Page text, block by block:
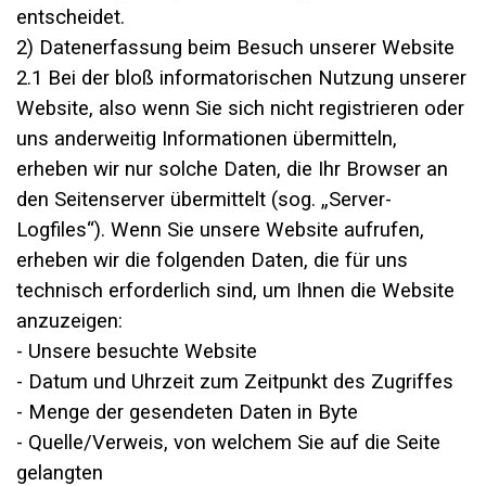
entscheidet.
2) Datenerfassung beim Besuch unserer Website
2.1 Bei der bloß informatorischen Nutzung unserer
Website, also wenn Sie sich nicht registrieren oder
uns anderweitig Informationen übermitteln,
erheben wir nur solche Daten, die Ihr Browser an
den Seitenserver übermittelt (sog. „Server-
Logfiles“). Wenn Sie unsere Website aufrufen,
erheben wir die folgenden Daten, die für uns
technisch erforderlich sind, um Ihnen die Website
anzuzeigen:
- Unsere besuchte Website
- Datum und Uhrzeit zum Zeitpunkt des Zugriffes
- Menge der gesendeten Daten in Byte
- Quelle/Verweis, von welchem Sie auf die Seite
gelangten